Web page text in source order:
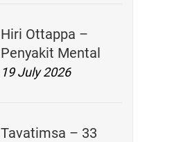
Hiri Ottappa –
Penyakit Mental
19 July 2026
Tavatimsa – 33